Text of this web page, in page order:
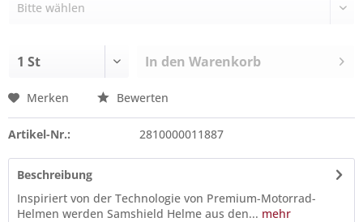
In den Warenkorb
Merken Bewerten
Artikel-Nr.: 2810000011887
Beschreibung
Inspiriert von der Technologie von Premium-Motorrad-
Helmen werden Samshield Helme aus den... mehr